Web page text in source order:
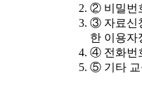
② 비밀번
③ 자료신
한 이용자
④ 전화번
⑤ 기타 교